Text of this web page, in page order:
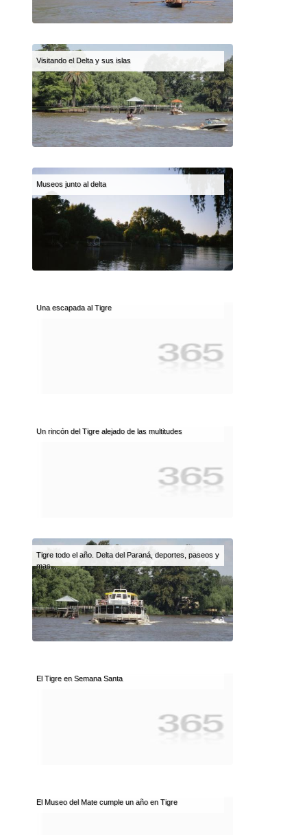
Visitando el Delta y sus islas
Museos junto al delta
Una escapada al Tigre
Un rincón del Tigre alejado de las multitudes
Tigre todo el año. Delta del Paraná, deportes, paseos y
mas ..
El Tigre en Semana Santa
El Museo del Mate cumple un año en Tigre